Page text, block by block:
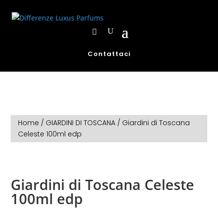
Contattaci
Home / GIARDINI DI TOSCANA / Giardini di Toscana
Celeste 100ml edp
Giardini di Toscana Celeste
100ml edp